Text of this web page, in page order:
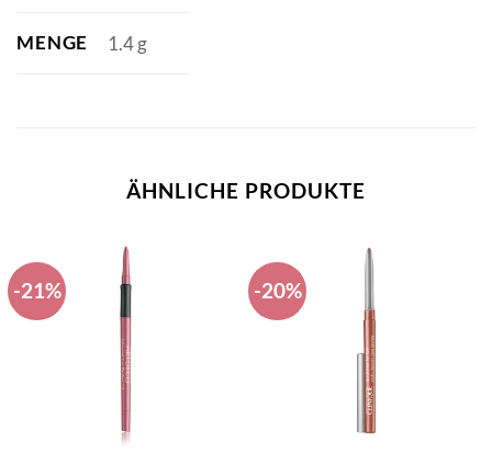
MENGE 1.4 g
ÄHNLICHE PRODUKTE
-21% -20%